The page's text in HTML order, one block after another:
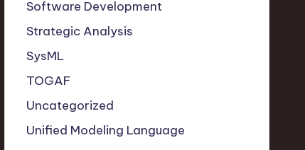
Software Development
Strategic Analysis
SysML
TOGAF
Uncategorized
Unified Modeling Language